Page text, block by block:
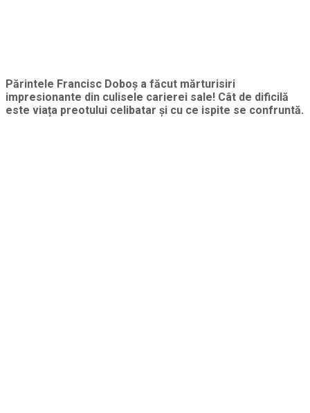
Părintele Francisc Doboș a făcut mărturisiri
impresionante din culisele carierei sale! Cât de dificilă
este viața preotului celibatar și cu ce ispite se confruntă.